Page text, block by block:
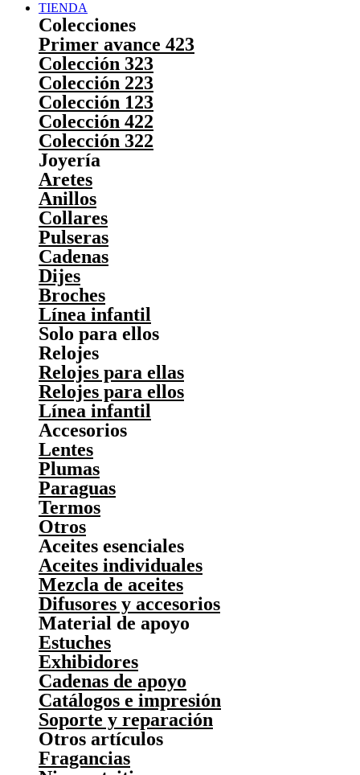
TIENDA
Colecciones
Primer avance 423
Colección 323
Colección 223
Colección 123
Colección 422
Colección 322
Joyería
Aretes
Anillos
Collares
Pulseras
Cadenas
Dijes
Broches
Línea infantil
Solo para ellos
Relojes
Relojes para ellas
Relojes para ellos
Línea infantil
Accesorios
Lentes
Plumas
Paraguas
Termos
Otros
Aceites esenciales
Aceites individuales
Mezcla de aceites
Difusores y accesorios
Material de apoyo
Estuches
Exhibidores
Cadenas de apoyo
Catálogos e impresión
Soporte y reparación
Otros artículos
Fragancias